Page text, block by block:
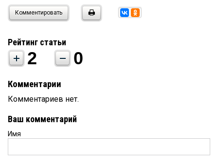
Комментировать
Рейтинг статьи
2 0
Комментарии
Комментариев нет.
Ваш комментарий
Имя